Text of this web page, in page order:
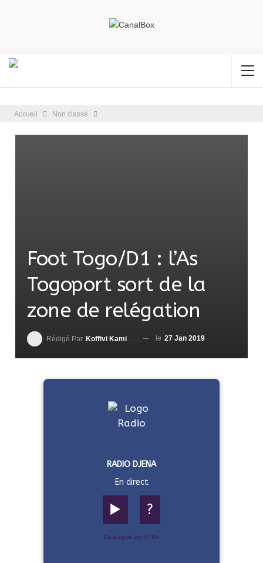
Accueil Non classé
Foot Togo/D1 : l’As
Togoport sort de la
zone de relégation
Rédigé Par Koffivi Kami AGBETOU le 27 Jan 2019
RADIO DJENA
En direct
▶️ ?
Développé par OTIYA